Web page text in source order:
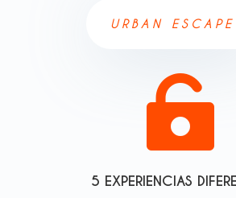
URBAN ESCAPE

5 EXPERIENCIAS